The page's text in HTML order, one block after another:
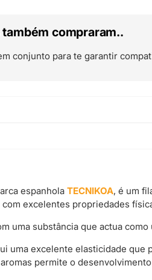
compraram..
conjunto para te garantir
espanholaTECNIKOA, é um
excelentes propriedades
uma substância que actua
uma excelente elasticidade que
permite o